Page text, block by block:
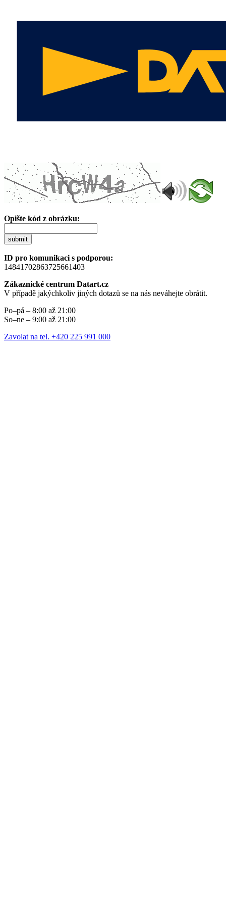
Opište kód z obrázku:
submit
ID pro komunikaci s podporou:
14841702863725661403
Zákaznické centrum Datart.cz
V případě jakýchkoliv jiných dotazů se na nás neváhejte obrátit.
Po–pá – 8:00 až 21:00
So–ne – 9:00 až 21:00
Zavolat na tel. +420 225 991 000